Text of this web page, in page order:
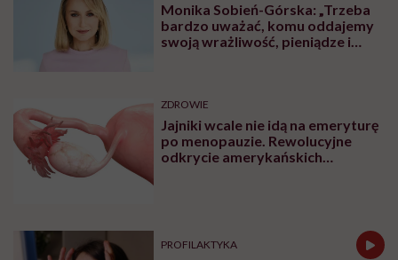
Monika Sobień-Górska: „Trzeba
bardzo uważać, komu oddajemy
swoją wrażliwość, pieniądze i
ZDROWIE
Jajniki wcale nie idą na emeryturę
po menopauzie. Rewolucyjne
odkrycie amerykańskich
PROFILAKTYKA